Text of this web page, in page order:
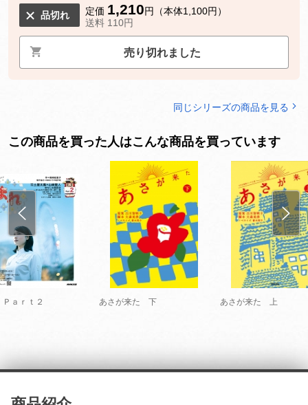
品切れ 定価 1,210円（本体1,100円）
送料 110円
売り切れました
同じシリーズの商品を見る
この商品を買った人はこんな商品を買っています
ａｒｔ２ あさが来た 下 あさが来た 上